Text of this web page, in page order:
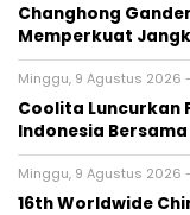
Changhong
Memperkuat
Minggu, 9 Agustus 2026
Coolita Luncurkan
Indonesia
Minggu, 9 Agustus 2026 -
16th Worldwide